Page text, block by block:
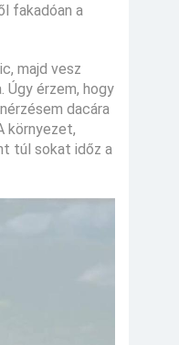
fakadóan a
majd vesz
érzem, hogy
dacára
környezet,
túl sokat időz a